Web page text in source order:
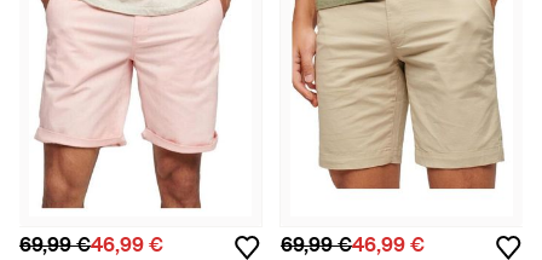
69,99 €46,99 € 69,99 €46,99 €